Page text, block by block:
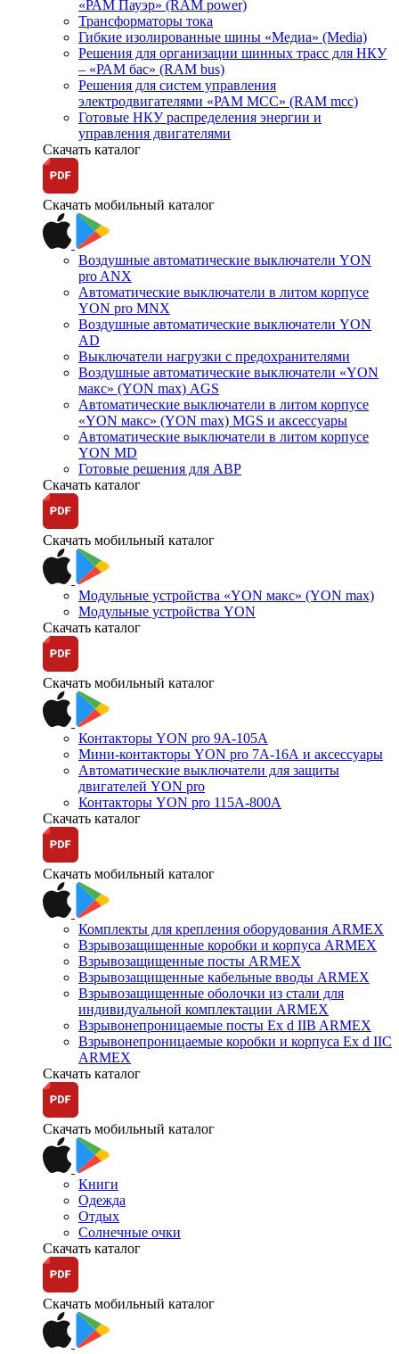
«РАМ Пауэр» (RAM power)
Трансформаторы тока
Гибкие изолированные шины «Медиа» (Media)
Решения для организации шинных трасс для НКУ
– «РАМ бас» (RAM bus)
Решения для систем управления
электродвигателями «РАМ МСС» (RAM mcc)
Готовые НКУ распределения энергии и
управления двигателями
Скачать каталог
Скачать мобильный каталог
Воздушные автоматические выключатели YON
pro ANX
Автоматические выключатели в литом корпусе
YON pro MNX
Воздушные автоматические выключатели YON
AD
Выключатели нагрузки с предохранителями
Воздушные автоматические выключатели «YON
макс» (YON max) AGS
Автоматические выключатели в литом корпусе
«YON макс» (YON max) MGS и аксессуары
Автоматические выключатели в литом корпусе
YON MD
Готовые решения для АВР
Скачать каталог
Скачать мобильный каталог
Модульные устройства «YON макс» (YON max)
Модульные устройства YON
Скачать каталог
Скачать мобильный каталог
Контакторы YON pro 9А-105А
Мини-контакторы YON pro 7А-16А и аксессуары
Автоматические выключатели для защиты
двигателей YON pro
Контакторы YON pro 115А-800А
Скачать каталог
Скачать мобильный каталог
Комплекты для крепления оборудования ARMEX
Взрывозащищенные коробки и корпуса ARMEX
Взрывозащищенные посты ARMEX
Взрывозащищенные кабельные вводы ARMEX
Взрывозащищенные оболочки из стали для
индивидуальной комплектации ARMEX
Взрывонепроницаемые посты Ex d IIB ARMEX
Взрывонепроницаемые коробки и корпуса Ex d IIС
ARMEX
Скачать каталог
Скачать мобильный каталог
Книги
Одежда
Отдых
Солнечные очки
Скачать каталог
Скачать мобильный каталог